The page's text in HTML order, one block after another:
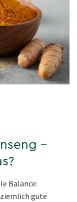
–
Balance:
gute